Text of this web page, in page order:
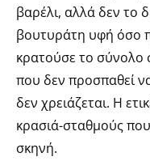
βαρέλι, αλλά δεν το
βουτυράτη υφή όσο
κρατούσε το σύνολο
που δεν προσπαθεί
δεν χρειάζεται. Η
κρασιά-σταθμούς
σκηνή.